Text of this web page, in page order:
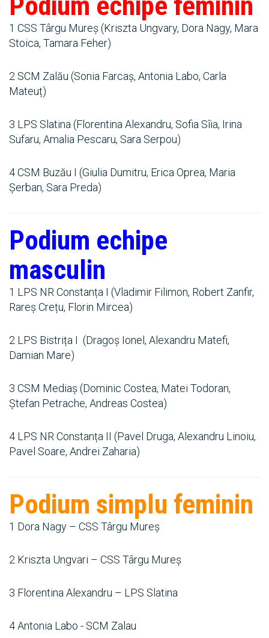
1 CSS Târgu Mureș (Kriszta Ungvary, Dora Nagy, Mara
Stoica, Tamara Feher)
2 SCM Zalău (Sonia Farcaș, Antonia Labo, Carla
Mateuț)
3 LPS Slatina (Florentina Alexandru, Sofia Sîia, Irina
Sufaru, Amalia Pescaru, Sara Serpou)
4 CSM Buzău I (Giulia Dumitru, Erica Oprea, Maria
Șerban, Sara Preda)
Podium echipe
masculin
1 LPS NR Constanța I (Vladimir Filimon, Robert Zanfir,
Rareș Crețu, Florin Mircea)
2 LPS Bistrița I (Dragoș Ionel, Alexandru Matefi,
Damian Mare)
3 CSM Mediaș (Dominic Costea, Matei Todoran,
Ștefan Petrache, Andreas Costea)
4 LPS NR Constanța II (Pavel Druga, Alexandru Linoiu,
Pavel Soare, Andrei Zaharia)
Podium simplu feminin
1 Dora Nagy – CSS Târgu Mureș
2 Kriszta Ungvari – CSS Târgu Mureș
3 Florentina Alexandru – LPS Slatina
4 Antonia Labo - SCM Zalau